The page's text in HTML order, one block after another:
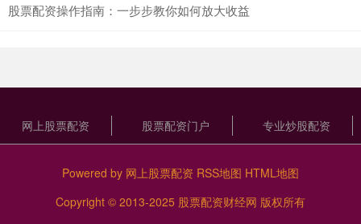
股票配资操作指南：一步步教你如何放大收益
网上股票配资 股票配资门户 专业炒股配资
Powered by 网上股票配资 RSS地图 HTML地图
Copyright © 2013-2025 股票配资财经网 版权所有